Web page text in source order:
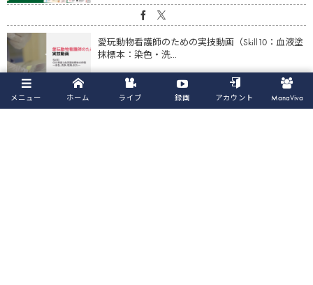
愛玩動物看護師のための実技動画（Skill10：血液塗
抹標本：染色・洗...
メニュー ホーム ライブ 録画 アカウント ManaViva